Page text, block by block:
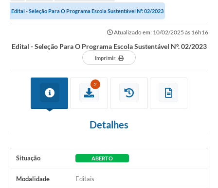
Edital - Seleção Para O Programa Escola Sustentável Nº. 02/2023
Atualizado em: 10/02/2025 às 16h16
Edital - Seleção Para O Programa Escola Sustentável Nº. 02/2023
Imprimir
2
Detalhes
Situação ABERTO
Modalidade Editais